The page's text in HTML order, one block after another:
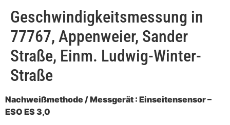
Geschwindigkeitsmessung in
77767, Appenweier, Sander
Straße, Einm. Ludwig-Winter-
Straße
Nachweißmethode / Messgerät : Einseitensensor –
ESO ES 3,0